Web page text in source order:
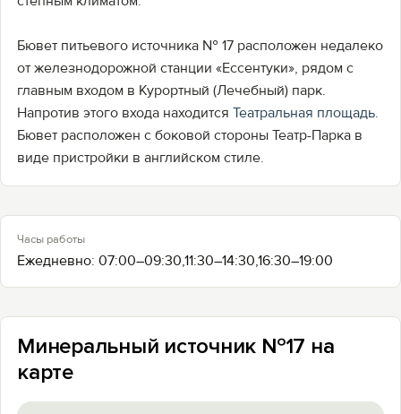
Бювет питьевого источника № 17 расположен недалеко
от железнодорожной станции «Ессентуки», рядом с
главным входом в Курортный (Лечебный) парк.
Напротив этого входа находится Театральная площадь.
Бювет расположен с боковой стороны Театр-Парка в
виде пристройки в английском стиле.
Часы работы
Ежедневно: 07:00–09:30,11:30–14:30,16:30–19:00
Минеральный источник №17 на
карте